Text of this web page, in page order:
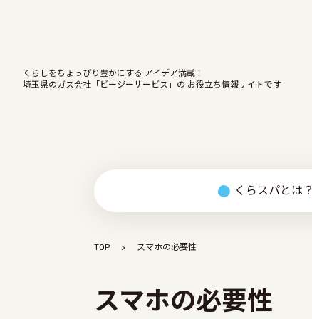
くらしをちょっぴり豊かにする アイデア満載！
埼玉県のガス会社「ビージーサービス」の お役立ち情報サイトです
くらスパとは？
TOP スマホの必要性
スマホの必要性